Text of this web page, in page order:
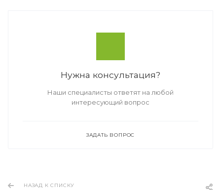
Нужна консультация?
Наши специалисты ответят на любой
интересующий вопрос
ЗАДАТЬ ВОПРОС
НАЗАД К СПИСКУ